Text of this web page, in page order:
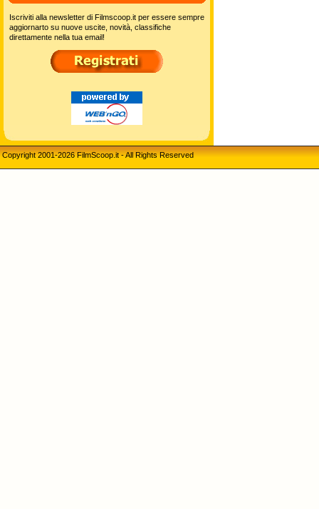
Iscriviti alla newsletter di Filmscoop.it per essere sempre
aggiornarto su nuove uscite, novità, classifiche
direttamente nella tua email!
Copyright 2001-2026 FilmScoop.it - All Rights Reserved